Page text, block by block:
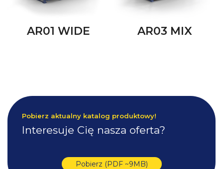
AR01 WIDE AR03 MIX
Pobierz aktualny katalog produktowy!
Interesuje Cię nasza oferta?
Pobierz (PDF ~9MB)